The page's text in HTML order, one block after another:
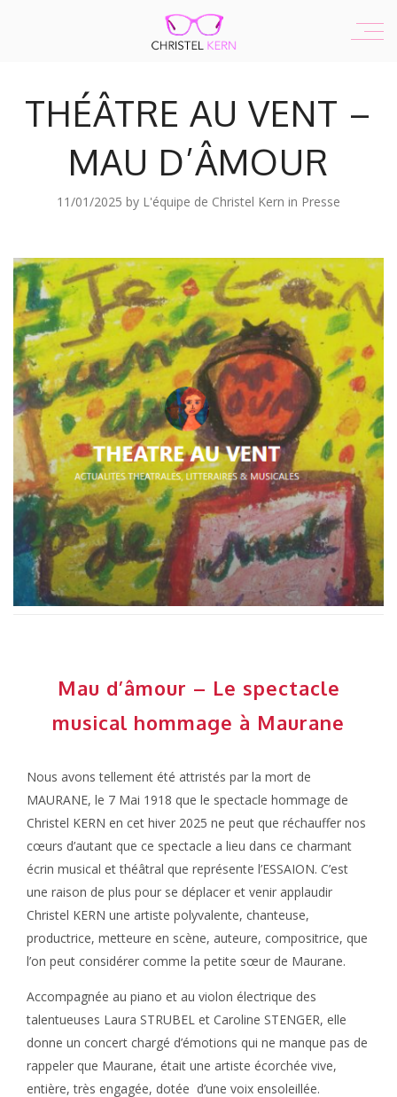
THÉÂTRE AU VENT –
MAU D’ÂMOUR
11/01/2025 by L'équipe de Christel Kern in Presse
Mau d’âmour – Le spectacle
musical hommage à Maurane
Nous avons tellement été attristés par la mort de
MAURANE, le 7 Mai 1918 que le spectacle hommage de
Christel KERN en cet hiver 2025 ne peut que réchauffer nos
cœurs d’autant que ce spectacle a lieu dans ce charmant
écrin musical et théâtral que représente l’ESSAION. C’est
une raison de plus pour se déplacer et venir applaudir
Christel KERN une artiste polyvalente, chanteuse,
productrice, metteure en scène, auteure, compositrice, que
l’on peut considérer comme la petite sœur de Maurane.
Accompagnée au piano et au violon électrique des
talentueuses Laura STRUBEL et Caroline STENGER, elle
donne un concert chargé d’émotions qui ne manque pas de
rappeler que Maurane, était une artiste écorchée vive,
entière, très engagée, dotée d’une voix ensoleillée.